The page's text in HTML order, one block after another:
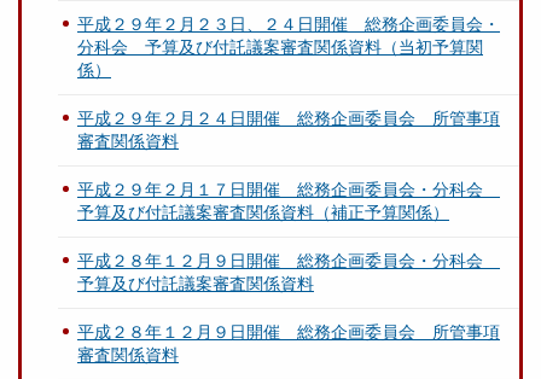
平成２９年２月２３日、２４日開催 総務企画委員会・
分科会 予算及び付託議案審査関係資料（当初予算関
係）
平成２９年２月２４日開催 総務企画委員会 所管事項
審査関係資料
平成２９年２月１７日開催 総務企画委員会・分科会
予算及び付託議案審査関係資料（補正予算関係）
平成２８年１２月９日開催 総務企画委員会・分科会
予算及び付託議案審査関係資料
平成２８年１２月９日開催 総務企画委員会 所管事項
審査関係資料